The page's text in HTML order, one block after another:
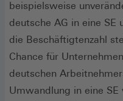
beispielsweise
deutsche AG in eine
die Beschäftigtenzahl
Chance für
deutschen
Umwandlung in eine SE